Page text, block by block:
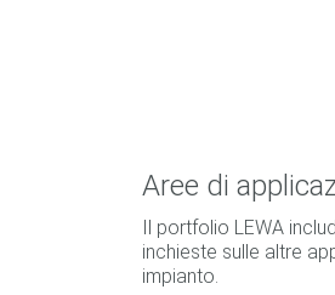
Aree di
Il portfolio LEWA
inchieste sulle altre
impianto.